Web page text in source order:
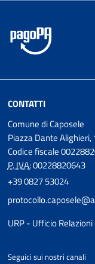
CONTATTI
Comune di Caposele
Piazza Dante Alighieri,
Codice fiscale
P. IVA:00228820643
+39 0827 53024
URP - Ufficio
Seguici sui nostri canali